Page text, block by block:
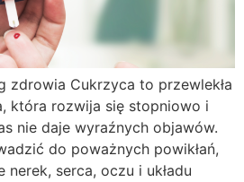
zdrowia Cukrzyca to przewlekła
która rozwija się stopniowo i
nie daje wyraźnych objawów.
do poważnych powikłań,
serca, oczu i układu